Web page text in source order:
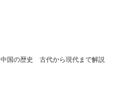
中国の歴史 古代から現代まで解説